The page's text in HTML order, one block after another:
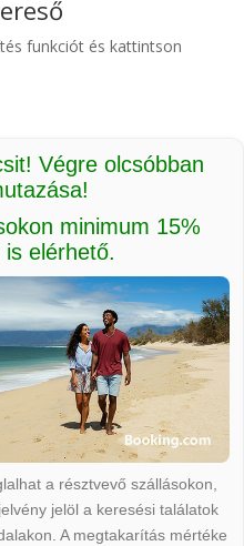
funkciót és kattintson
Végre olcsóbban
minimum 15%
is elérhető.
a résztvevő szállásokon,
jelöl a keresési találatok
A megtakarítás mértéke